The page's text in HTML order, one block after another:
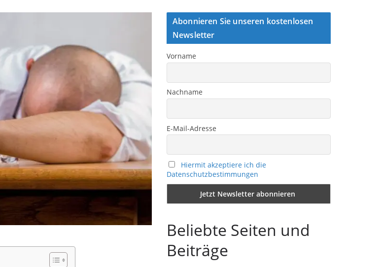
Abonnieren Sie unseren kostenlosen
Newsletter
Vorname
Nachname
E-Mail-Adresse
Hiermit akzeptiere ich die
Datenschutzbestimmungen
Beliebte Seiten und
Beiträge